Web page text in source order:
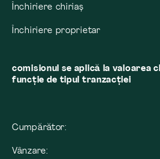
Închiriere chiriaș
Închiriere proprietar
comisionul se aplică la valoarea
funcție de tipul tranzacției
Cumpărător:
Vânzare: